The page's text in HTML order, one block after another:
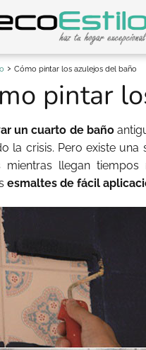
Cómo pintar los azulejos del baño
pintar
un cuarto de baño
la crisis. Pero existe
mientras llegan tiempos
esmaltes de fácil